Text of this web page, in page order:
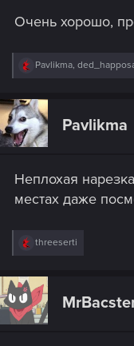
Очень хорошо,
R
c
t
i
o
:
Pavlikma,
Pavlikma
Неплохая
местах даже
R
c
t
i
o
threeserti